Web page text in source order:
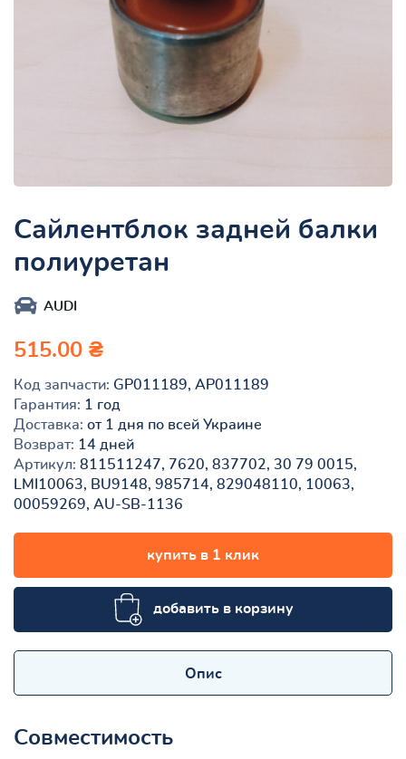
Сайлентблок задней балки
полиуретан
AUDI
515.00 ₴
Код запчасти: GP011189, AP011189
Гарантия: 1 год
Доставка: от 1 дня по всей Украине
Возврат: 14 дней
Артикул: 811511247, 7620, 837702, 30 79 0015,
LMI10063, BU9148, 985714, 829048110, 10063,
00059269, AU-SB-1136
купить в 1 клик
добавить в корзину
Опис
Совместимость